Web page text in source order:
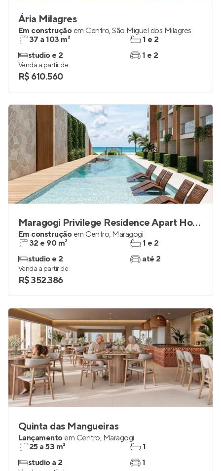
Ária Milagres
Em construção em Centro,São Miguel dos Milagres
37 a 103 m²
studio e 2
1 e 2
1 e 2
Venda a partir de
R$ 610.560
Maragogi Privilege Residence Apart Hotel
Em construção em Centro, Maragogi
32 e 90 m²
studio e 2
1 e 2
até 2
Venda a partir de
R$ 352.386
Quinta das Mangueiras
Lançamento em Centro, Maragogi
25 a 53 m²
studio a 2
1
1